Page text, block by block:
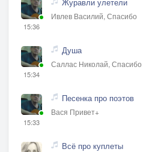
15:36
Ивлев Василий, Спасибо
15:34
Душа
Саллас Николай, Спасибо
15:33
Песенка про поэтов
Вася Привет+
Всё про куплеты